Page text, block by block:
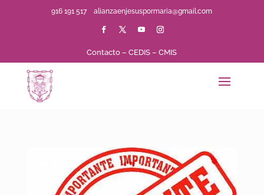
916 191 517alianzaenjesuspormaria@gmail.com
Contacto –CEDIS –CMIS